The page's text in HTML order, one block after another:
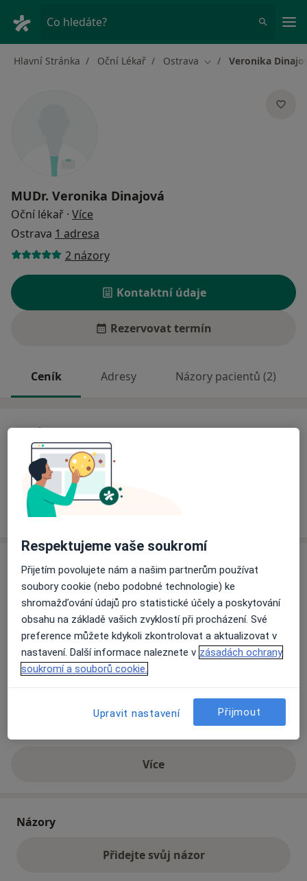
Co hledáte?
Hlavní Stránka Oční Lékař Ostrava Změna města
Veronika
MUDr. Veronika Dinajová
Oční lékař · Více
Ostrava 1 adresa
2 názory
Kontaktní údaje
Rezervovat termín
Ceník Adresy Názory pacientů (2)
Ceník
Informace o službách a cenách nejsou k dispozici
Tento specialista ještě nepřidával žádné informace o
svých službách.
Ordinace
Zalužanského 1192/15, 70300
Přiblížit mapuse otevře v nové záložce
Na této adrese online kalendář není aktivní
Co mám v takové situaci udělat?
Víceo adrese
Názory
Přidejte svůj názor
Respektujeme vaše soukromí
Přijetím povolujete nám a našim partnerům používat
soubory cookie (nebo podobné technologie) ke
shromažďování údajů pro statistické účely a poskytování
obsahu na základě vašich zvyklostí při procházení. Své
preference můžete kdykoli zkontrolovat a aktualizovat v
nastavení. Další informace naleznete v zásadách ochrany
soukromí a souborů cookie.
Upravit nastavení Přijmout